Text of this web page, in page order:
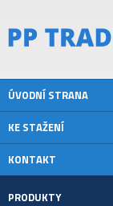
ÚVODNÍ STRANA
KE STAŽENÍ
KONTAKT
PRODUKTY